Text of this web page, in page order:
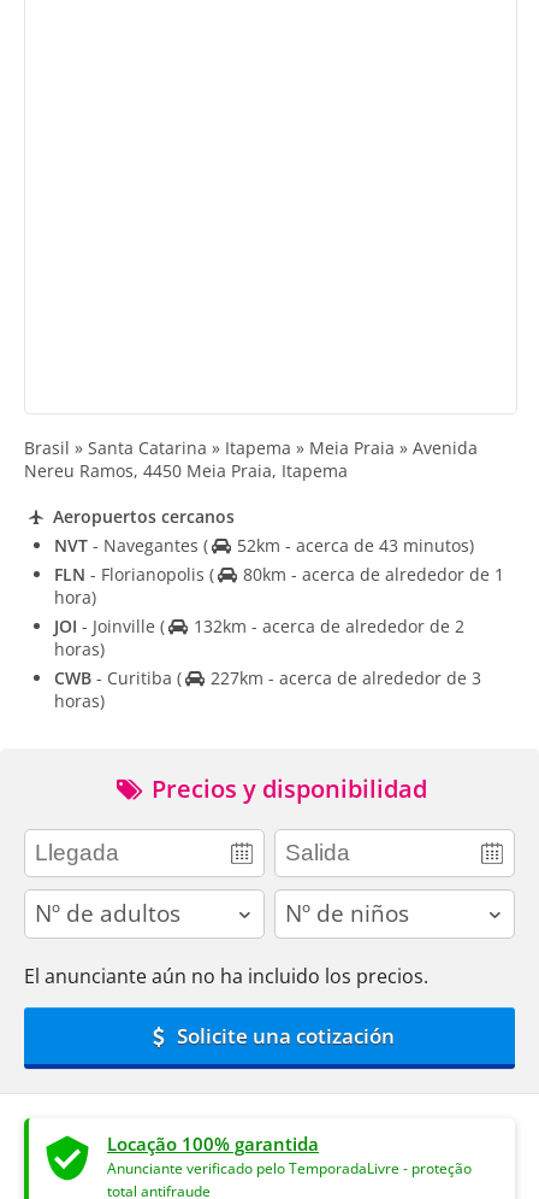
Brasil » Santa Catarina » Itapema » Meia Praia » Avenida
Nereu Ramos, 4450 Meia Praia, Itapema
Aeropuertos cercanos
NVT - Navegantes (
52km - acerca de 43 minutos)
FLN - Florianopolis (
80km - acerca de alrededor de 1
hora)
JOI - Joinville (
132km - acerca de alrededor de 2
horas)
CWB - Curitiba (
227km - acerca de alrededor de 3
horas)
Precios y disponibilidad
adults children
El anunciante aún no ha incluido los precios.
Solicite una cotización
Locação 100% garantida
Anunciante verificado pelo TemporadaLivre - proteção
total antifraude